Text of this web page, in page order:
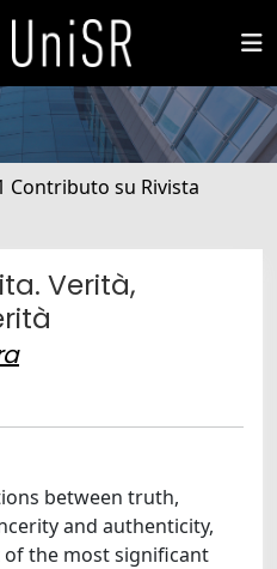
Contributo su Rivista
Verità,
between truth,
and authenticity,
the most significant